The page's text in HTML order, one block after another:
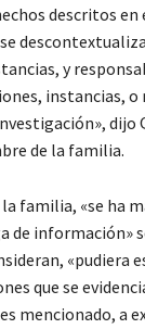
descritos en
y
instancias, o
dijo
de la familia.
familia, «se ha
de información»
«pudiera
que se
mencionado, a